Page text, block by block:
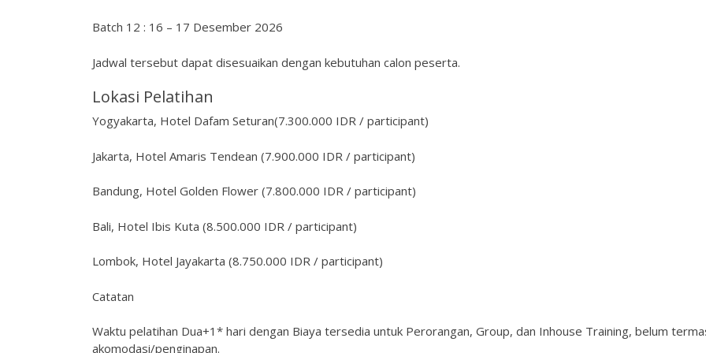
Batch 12 : 16 – 17 Desember 2026
Jadwal tersebut dapat disesuaikan dengan kebutuhan calon peserta.
Lokasi Pelatihan
Yogyakarta, Hotel Dafam Seturan(7.300.000 IDR / participant)
Jakarta, Hotel Amaris Tendean (7.900.000 IDR / participant)
Bandung, Hotel Golden Flower (7.800.000 IDR / participant)
Bali, Hotel Ibis Kuta (8.500.000 IDR / participant)
Lombok, Hotel Jayakarta (8.750.000 IDR / participant)
Catatan
Waktu pelatihan Dua+1* hari dengan Biaya tersedia untuk Perorangan, Group, dan Inhouse Training, belum
akomodasi/penginapan.